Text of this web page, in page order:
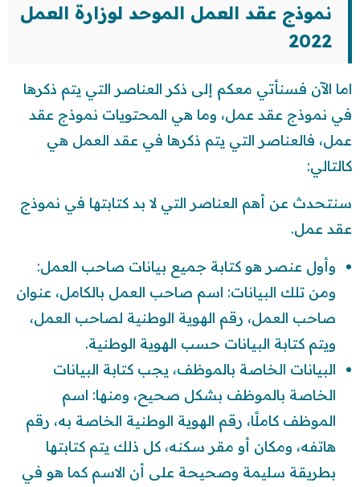
نموذج عقد العمل الموحد لوزارة العمل
2022
اما الآن فسنأتي معكم إلى ذكر العناصر التي يتم ذكرها
في نموذج عقد عمل، وما هي المحتويات نموذج عقد
عمل، فالعناصر التي يتم ذكرها في عقد العمل هي
كالتالي:
سنتحدث عن أهم العناصر التي لا بد كتابتها في نموذج
عقد عمل.
وأول عنصر هو كتابة جميع بيانات صاحب العمل:
ومن تلك البيانات: اسم صاحب العمل بالكامل، عنوان
صاحب العمل، رقم الهوية الوطنية لصاحب العمل،
ويتم كتابة البيانات حسب الهوية الوطنية.
البيانات الخاصة بالموظف، يجب كتابة البيانات
الخاصة بالموظف بشكل صحيح، ومنها: اسم
الموظف كاملًا، رقم الهوية الوطنية الخاصة به، رقم
هاتفه، ومكان أو مقر سكنه، كل ذلك يتم كتابتها
بطريقة سليمة وصحيحة على أن الاسم كما هو في